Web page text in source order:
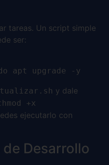
tareas. Un script simple
ser:
apt upgrade -y
y dale
+x
ejecutarlo con
Desarrollo